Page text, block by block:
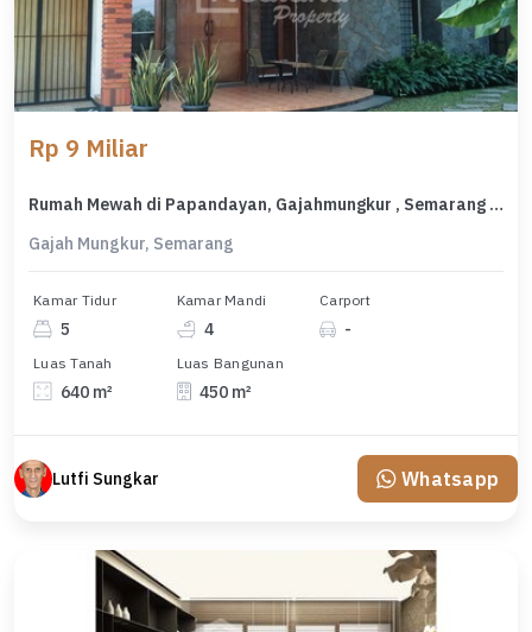
Rp 9 Miliar
Rumah Mewah di Papandayan, Gajahmungkur , Semarang Selatan (Ls 4152)
Gajah Mungkur, Semarang
Kamar Tidur
5
Kamar Mandi
4
Carport
-
Luas Tanah
640 m²
Luas Bangunan
450 m²
Lutfi Sungkar Whatsapp